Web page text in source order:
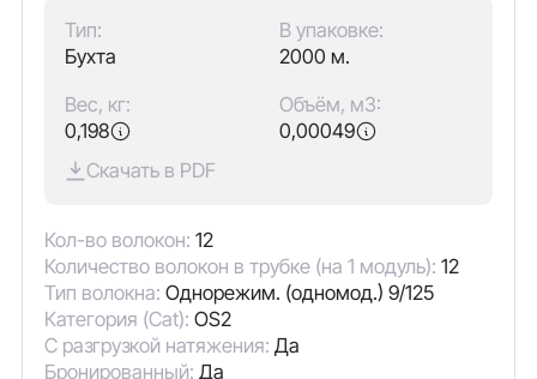
Тип:
Бухта
В упаковке:
2000 м.
Вес, кг:
0,198
Объём, м3:
0,00049
Скачать в PDF
Кол-во волокон: 12
Количество волокон в трубке (на 1 модуль): 12
Тип волокна: Однорежим. (одномод.) 9/125
Категория (Cat): OS2
С разгрузкой натяжения: Да
Бронированный: Да